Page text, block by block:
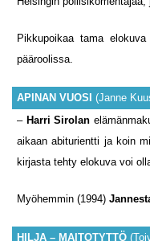
Pikkupoikaa tama
pääroolissa.
APINAN VUOSI (Janne
– Harri Sirolan
aikaan abiturientti ja koin
kirjasta tehty elokuva voi
Myöhemmin (1994)
HILJA – MAITOTYTTÖ